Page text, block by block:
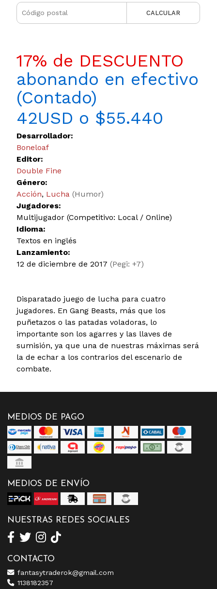
CALCULAR
17% de DESCUENTO
abonando en efectivo
(Contado)
42USD o $55.440
Desarrollador:
Boneloaf
Editor:
Double Fine
Género:
Acción, Lucha (Humor)
Jugadores:
Multijugador (Competitivo: Local / Online)
Idioma:
Textos en inglés
Lanzamiento:
12 de diciembre de 2017 (Pegi: +7)
Disparatado juego de lucha para cuatro
jugadores. En Gang Beasts, más que los
puñetazos o las patadas voladoras, lo
importante son los agarres y las llaves de
sumisión, ya que una de nuestras máximas será
la de echar a los contrarios del escenario de
combate.
MEDIOS DE PAGO
MEDIOS DE ENVÍO
NUESTRAS REDES SOCIALES
CONTACTO
fantasytraderok@gmail.com
1138182357